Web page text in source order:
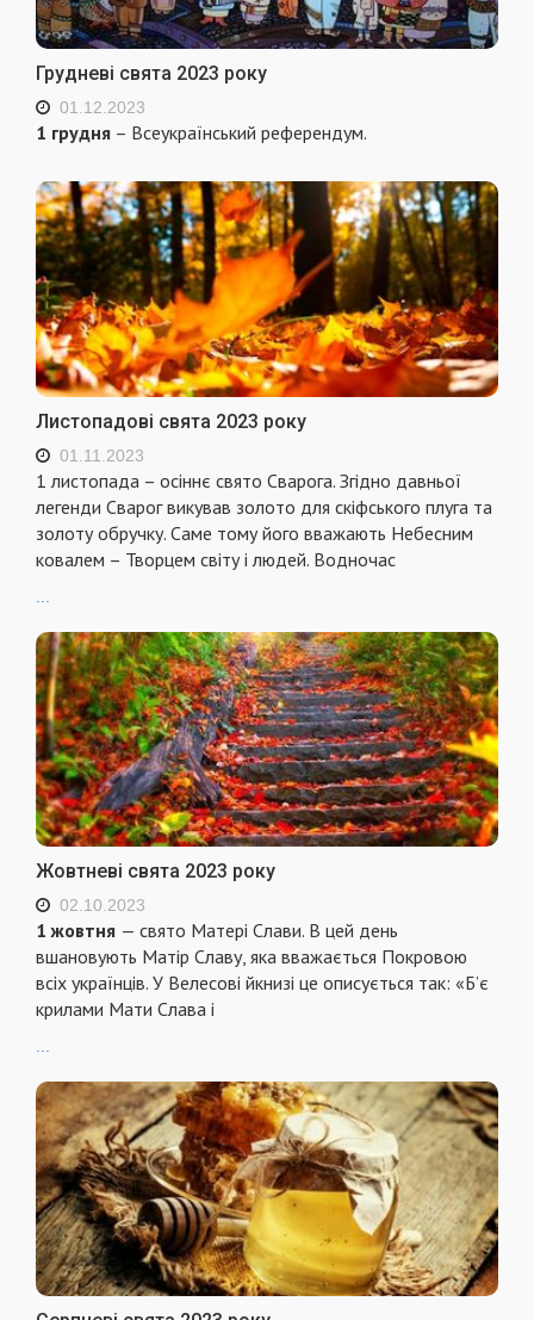
Грудневі свята 2023 року
01.12.2023
1 грудня – Всеукраїнський референдум.
Листопадові свята 2023 року
01.11.2023
1 листопада – осіннє свято Сварога. Згідно давньої
легенди Сварог викував золото для скіфського плуга та
золоту обручку. Саме тому його вважають Небесним
ковалем – Творцем світу і людей. Водночас
Жовтневі свята 2023 року
02.10.2023
1 жовтня — свято Матері Слави. В цей день
вшановують Матір Славу, яка вважається Покровою
всіх українців. У Велесові йкнизі це описується так: «Б’є
крилами Мати Слава і